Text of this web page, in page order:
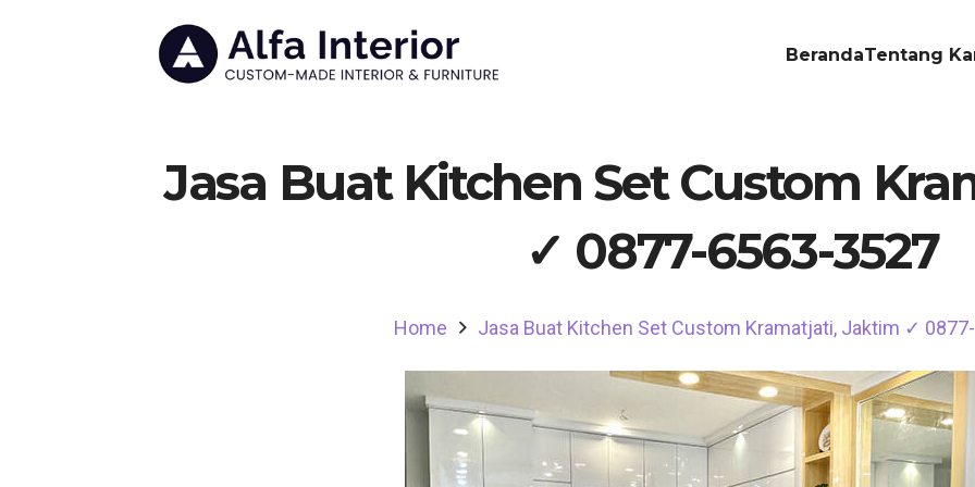
BerandaTentang
Jasa Buat Kitchen Set Custom
✓ 0877-6563-3527
Home Jasa Buat Kitchen Set Custom Kramatjati, Jaktim ✓